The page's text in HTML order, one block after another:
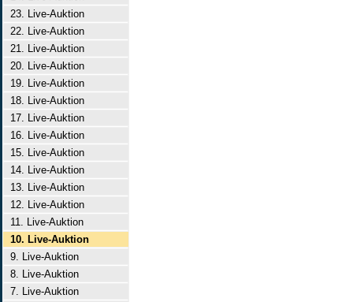
23. Live-Auktion
22. Live-Auktion
21. Live-Auktion
20. Live-Auktion
19. Live-Auktion
18. Live-Auktion
17. Live-Auktion
16. Live-Auktion
15. Live-Auktion
14. Live-Auktion
13. Live-Auktion
12. Live-Auktion
11. Live-Auktion
10. Live-Auktion
9. Live-Auktion
8. Live-Auktion
7. Live-Auktion